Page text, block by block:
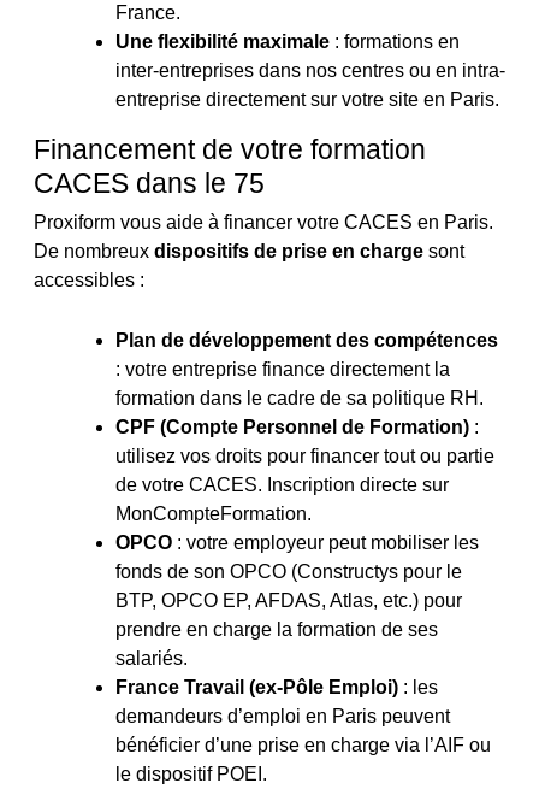
France.
Une flexibilité maximale : formations en
inter-entreprises dans nos centres ou en intra-
entreprise directement sur votre site en Paris.
Financement de votre formation
CACES dans le 75
Proxiform vous aide à financer votre CACES en Paris.
De nombreux dispositifs de prise en charge sont
accessibles :
Plan de développement des compétences
: votre entreprise finance directement la
formation dans le cadre de sa politique RH.
CPF (Compte Personnel de Formation) :
utilisez vos droits pour financer tout ou partie
de votre CACES. Inscription directe sur
MonCompteFormation.
OPCO : votre employeur peut mobiliser les
fonds de son OPCO (Constructys pour le
BTP, OPCO EP, AFDAS, Atlas, etc.) pour
prendre en charge la formation de ses
salariés.
France Travail (ex-Pôle Emploi) : les
demandeurs d’emploi en Paris peuvent
bénéficier d’une prise en charge via l’AIF ou
le dispositif POEI.